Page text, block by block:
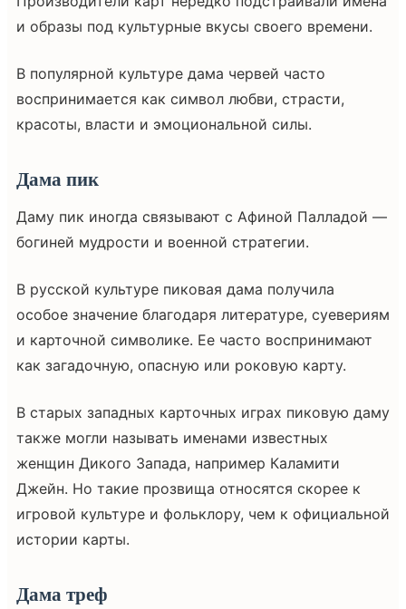
и образы под культурные вкусы своего времени.
В популярной культуре дама червей часто
воспринимается как символ любви, страсти,
красоты, власти и эмоциональной силы.
Дама пик
Даму пик иногда связывают с Афиной Палладой —
богиней мудрости и военной стратегии.
В русской культуре пиковая дама получила
особое значение благодаря литературе, суевериям
и карточной символике. Ее часто воспринимают
как загадочную, опасную или роковую карту.
В старых западных карточных играх пиковую даму
также могли называть именами известных
женщин Дикого Запада, например Каламити
Джейн. Но такие прозвища относятся скорее к
игровой культуре и фольклору, чем к официальной
истории карты.
Дама треф